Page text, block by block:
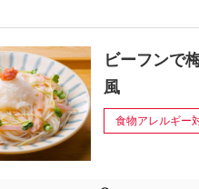
ビーフンで
風
食物アレルギー